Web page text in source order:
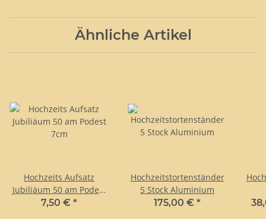
Ähnliche Artikel
Hochzeits Aufsatz
Jubiliäum 50 am Podest
7cm
7,50 € *
Hochzeitstortenständer
5 Stock Aluminium
175,00 € *